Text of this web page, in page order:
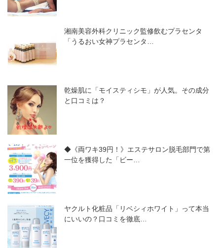
湘南美容外科クリニック監修飲むプラセンタ
「うるおい女神プラセンタ…
乾燥肌に「モイスティシモ」が人気。その成分
と口コミは？
◆《両ワキ39円！》エステサロン脱毛部門で第
一位を獲得した「ビー…
ヤクルト化粧品「リベシィホワイト」って本当
にいいの？口コミを徹底…